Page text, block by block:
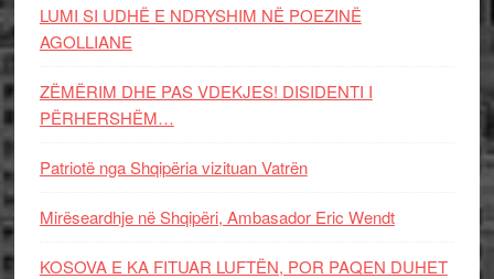
LUMI SI UDHË E NDRYSHIM NË POEZINË
AGOLLIANE
ZËMËRIM DHE PAS VDEKJES! DISIDENTI I
PËRHERSHËM…
Patriotë nga Shqipëria vizituan Vatrën
Mirëseardhje në Shqipëri, Ambasador Eric Wendt
KOSOVA E KA FITUAR LUFTËN, POR PAQEN DUHET